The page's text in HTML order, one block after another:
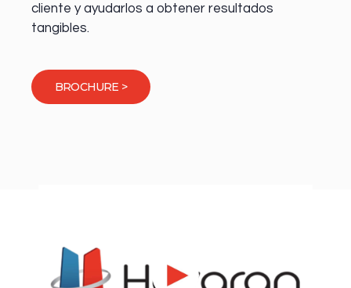
cliente y ayudarlos a obtener resultados
tangibles.
BROCHURE >